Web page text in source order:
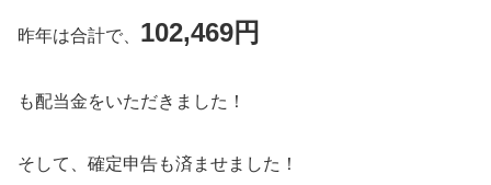
昨年は合計で、 102,469円
も配当金をいただきました！
そして、確定申告も済ませました！